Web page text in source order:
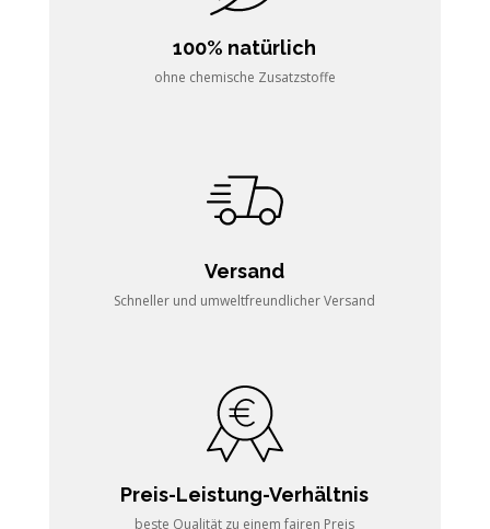
100% natürlich
ohne chemische Zusatzstoffe
Versand
Schneller und umweltfreundlicher Versand
Preis-Leistung-Verhältnis
beste Qualität zu einem fairen Preis